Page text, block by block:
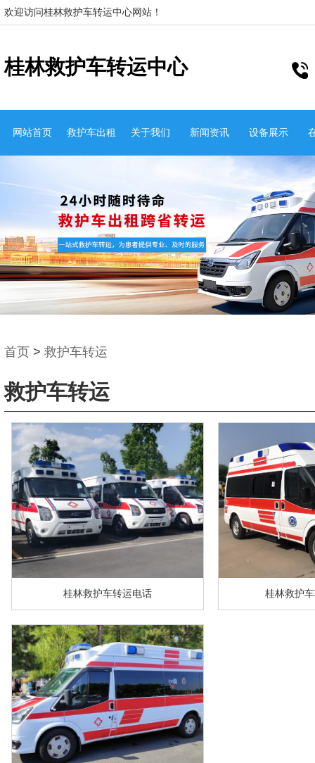
欢迎访问桂林救护车转运中心网站！
桂林救护车转运中心
网站首页 救护车出租 关于我们 新闻资讯 设备展示
首页 > 救护车转运
救护车转运
桂林救护车转运电话 桂林救护